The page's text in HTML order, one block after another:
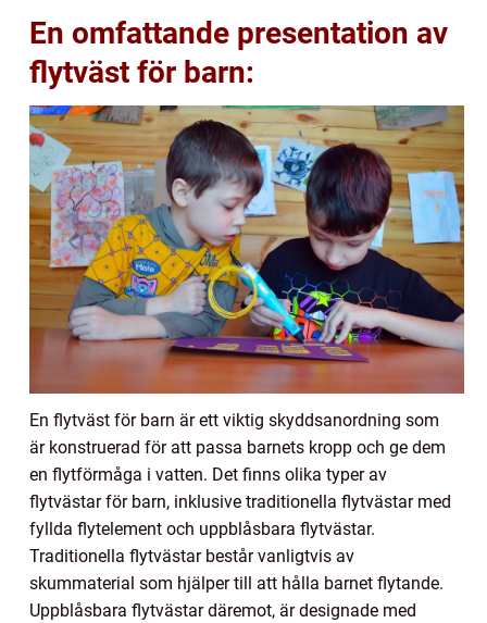
En omfattande presentation av
flytväst för barn:
En flytväst för barn är ett viktig skyddsanordning som
är konstruerad för att passa barnets kropp och ge dem
en flytförmåga i vatten. Det finns olika typer av
flytvästar för barn, inklusive traditionella flytvästar med
fyllda flytelement och uppblåsbara flytvästar.
Traditionella flytvästar består vanligtvis av
skummaterial som hjälper till att hålla barnet flytande.
Uppblåsbara flytvästar däremot, är designade med